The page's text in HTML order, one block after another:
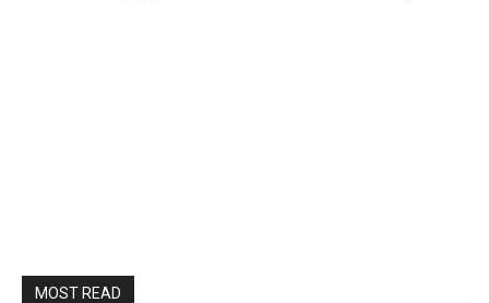
MOST READ